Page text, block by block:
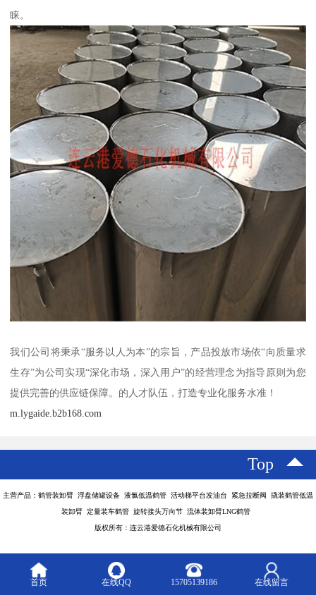
睐。
我们公司将秉承“服务以人为本”的宗旨，产品投放市场依“向质量求
生存”为公司实现“深化市场，深入用户”的经营理念为指导原则为您
提供完善的供应链保障。的人才队伍，打造专业化服务水准！
m.lygaide.b2b168.com
Top
主营产品：鹤管装卸臂 浮盘储罐设备 液氯低温鹤管 活动梯平台发油台 紧急拉断阀 撬装鹤管低温
装卸臂 定量装车鹤管 旋转接头万向节 流体装卸臂LNG鹤管
版权所有：连云港爱德石化机械有限公司
首页 在线QQ 15705139186 在线留言